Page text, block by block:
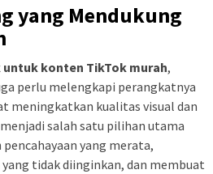
yang Mendukung
untuk konten TikTok murah,
perlu melengkapi perangkatnya
meningkatkan kualitas visual dan
salah satu pilihan utama
yang merata,
tidak diinginkan, dan membuat